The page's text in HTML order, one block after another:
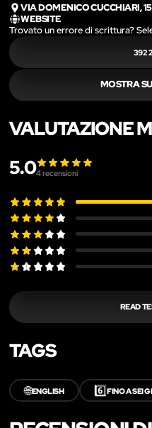
VIA DOMENICO CUCCHIARI,
WEBSITE
Trovato un errore di scrittura?
392
MOSTRA
VALUTAZIONE
5.04recensioni
READ
TAGS
🌐ENGLISH 6️⃣FINO A SEI